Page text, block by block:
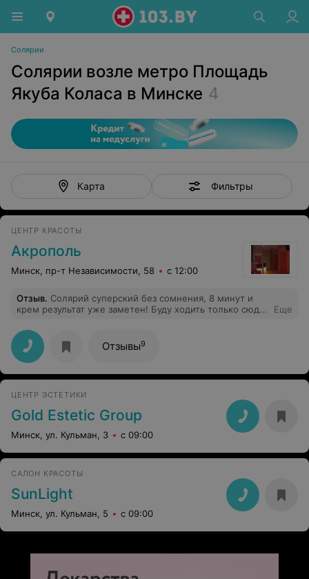
Солярии
Солярии возле метро Площадь
Якуба Коласа в Минске 4
Карта Фильтры
ЦЕНТР КРАСОТЫ
Акрополь
Минск, пр-т Независимости, 58 с 12:00
Отзыв. Солярий суперский без сомнения, 8 минут и
крем результат уже заметен! Буду ходить только сюда
радует. Молодцы!!! В следующий раз приду с друзьями
. Тем более хочется подзагореть к морю)))
Еще
Отзывы9
ЦЕНТР ЭСТЕТИКИ
Gold Estetic Group
Минск, ул. Кульман, 3 с 09:00
САЛОН КРАСОТЫ
SunLight
Минск, ул. Кульман, 5 с 09:00